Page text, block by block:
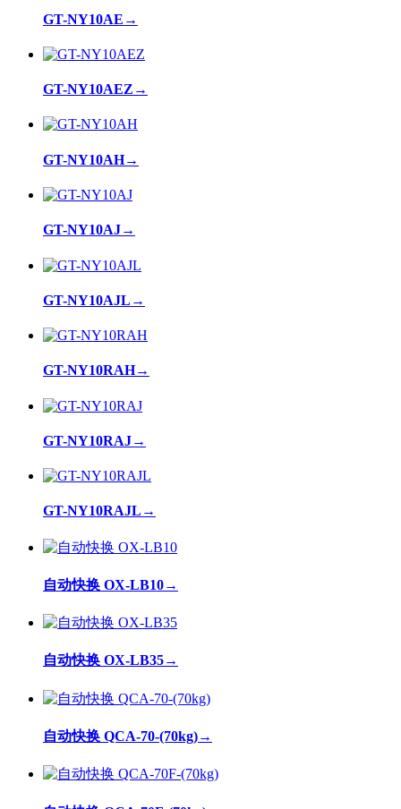
GT-NY10AE →
GT-NY10AEZ →
GT-NY10AH→
GT-NY10AJ→
GT-NY10AJL →
GT-NY10RAH→
GT-NY10RAJ→
GT-NY10RAJL →
自动快换 OX-LB10→
自动快换 OX-LB35→
自动快换 QCA-70-(70kg)→